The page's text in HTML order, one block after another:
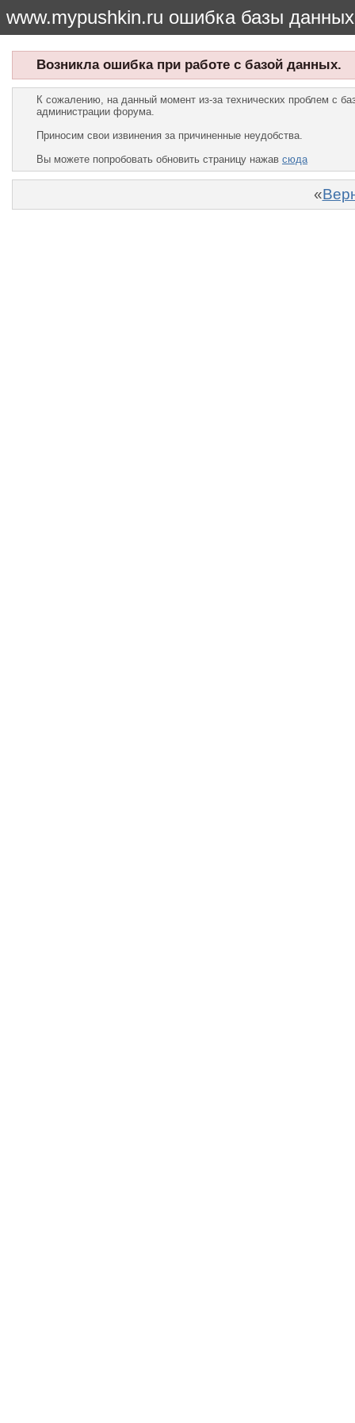
www.mypushkin.ru ошибка базы данных
Возникла ошибка при работе с базой данных.
К сожалению, на данный момент из-за технических проблем с
администрации форума.
Приносим свои извинения за причиненные неудобства.
Вы можете попробовать обновить страницу нажав сюда
«